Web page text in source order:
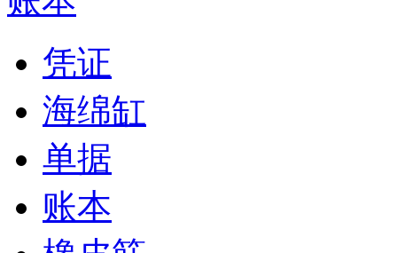
凭证
海绵缸
单据
账本